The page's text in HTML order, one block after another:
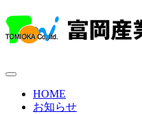
HOME
お知らせ